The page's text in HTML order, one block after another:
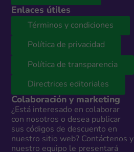
Enlaces útiles
Términos y condiciones
Política de privacidad
Política de transparencia
Directrices editoriales
Colaboración y marketing
¿Está interesado en colaborar
con nosotros o desea publicar
sus códigos de descuento en
nuestro sitio web? Contáctenos y
nuestro equipo le presentará